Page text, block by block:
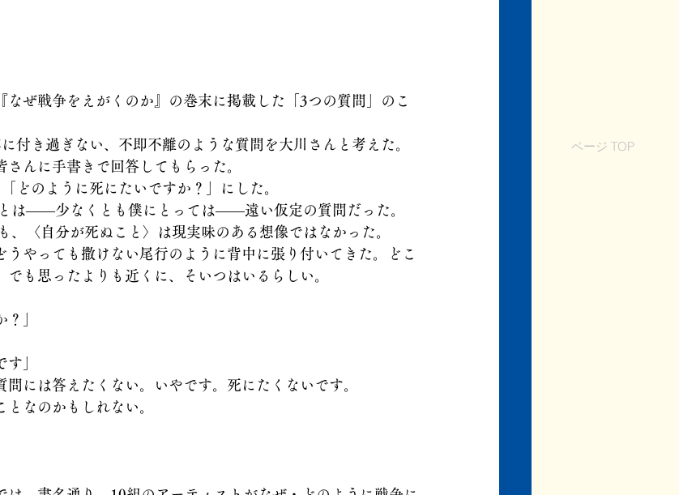
ページ TOP
なぜ戦争をえがくのか』の巻末に掲載した「3つの質問」のこ
付き過ぎない、不即不離のような質問を大川さんと考えた。
んに手書きで回答してもらった。
どのように死にたいですか？」にした。
は――少なくとも僕にとっては――遠い仮定の質問だった。
、〈自分が死ぬこと〉は現実味のある想像ではなかった。
うやっても撒けない尾行のように背中に張り付いてきた。どこ
でも思ったよりも近くに、そいつはいるらしい。
」
」
問には答えたくない。いやです。死にたくないです。
なのかもしれない。